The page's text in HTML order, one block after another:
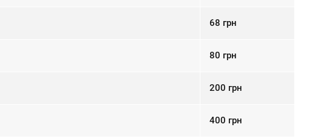
68 грн
80 грн
200 грн
400 грн